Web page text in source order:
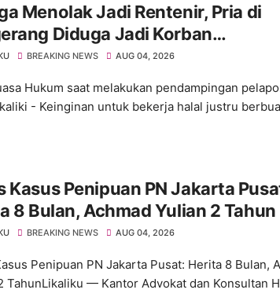
Menolak Jadi Rentenir, Pria di
Diduga Jadi Korban
Hingga Kritis
BREAKING NEWS AUG 04, 2026
Hukum saat melakukan pendampingan
- Keinginan untuk bekerja halal justru
Kasus Penipuan PN Jakarta
8 Bulan, Achmad Yulian 2 Tahun
BREAKING NEWS AUG 04, 2026
Penipuan PN Jakarta Pusat: Herita 8 Bulan,
TahunLikaliku — Kantor Advokat dan Konsultan